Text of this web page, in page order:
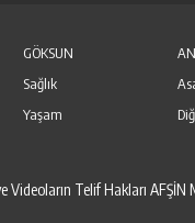
GÖKSUN
Sağlık
Yaşam
Videoların Telif Hakları